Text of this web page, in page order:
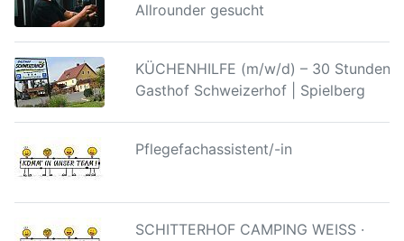
Allrounder gesucht
KÜCHENHILFE (m/w/d) – 30 Stunden |
Gasthof Schweizerhof | Spielberg
Pflegefachassistent/-in
SCHITTERHOF CAMPING WEISS ·